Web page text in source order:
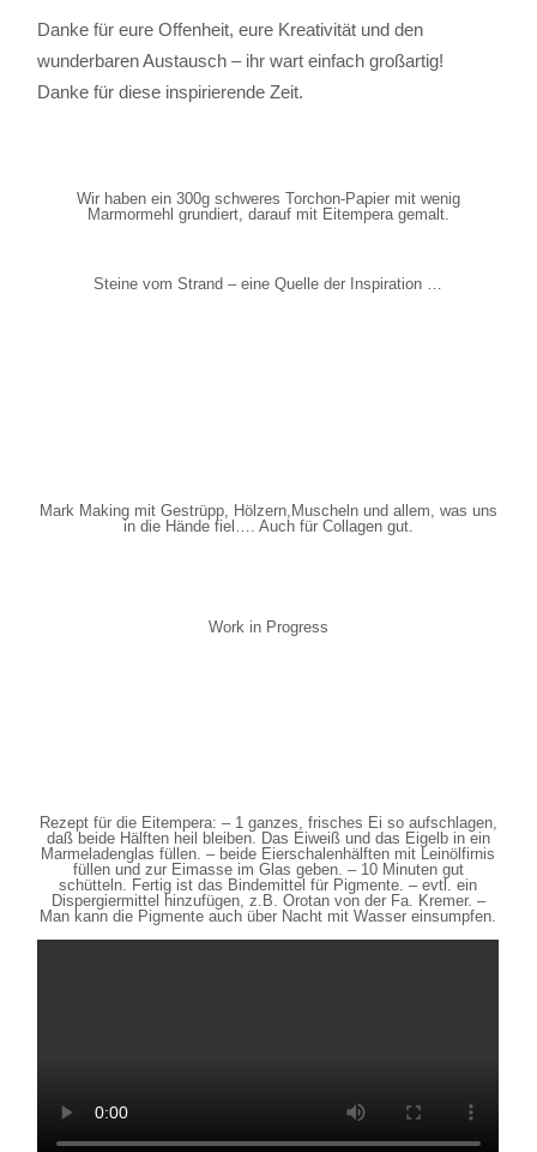
Danke für eure Offenheit, eure Kreativität und den
wunderbaren Austausch – ihr wart einfach großartig!
Danke für diese inspirierende Zeit.
Wir haben ein 300g schweres Torchon-Papier mit wenig
Marmormehl grundiert, darauf mit Eitempera gemalt.
Steine vom Strand – eine Quelle der Inspiration …
Mark Making mit Gestrüpp, Hölzern,Muscheln und allem, was uns
in die Hände fiel…. Auch für Collagen gut.
Work in Progress
Rezept für die Eitempera: – 1 ganzes, frisches Ei so aufschlagen,
daß beide Hälften heil bleiben. Das Eiweiß und das Eigelb in ein
Marmeladenglas füllen. – beide Eierschalenhälften mit Leinölfirnis
füllen und zur Eimasse im Glas geben. – 10 Minuten gut
schütteln. Fertig ist das Bindemittel für Pigmente. – evtl. ein
Dispergiermittel hinzufügen, z.B. Orotan von der Fa. Kremer. –
Man kann die Pigmente auch über Nacht mit Wasser einsumpfen.